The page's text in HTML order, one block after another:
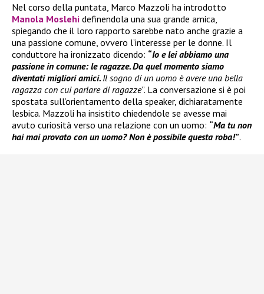
Nel corso della puntata, Marco Mazzoli ha introdotto
Manola Moslehi definendola una sua grande amica,
spiegando che il loro rapporto sarebbe nato anche grazie a
una passione comune, ovvero l’interesse per le donne. Il
conduttore ha ironizzato dicendo: “Io e lei abbiamo una
passione in comune: le ragazze. Da quel momento siamo
diventati migliori amici. Il sogno di un uomo è avere una bella
ragazza con cui parlare di ragazze”. La conversazione si è poi
spostata sull’orientamento della speaker, dichiaratamente
lesbica. Mazzoli ha insistito chiedendole se avesse mai
avuto curiosità verso una relazione con un uomo: “Ma tu non
hai mai provato con un uomo? Non è possibile questa roba!”.